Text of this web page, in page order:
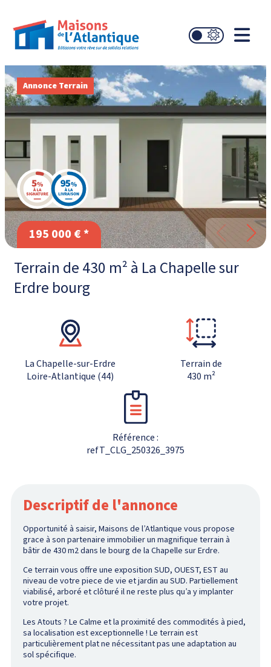
195 000 € *
Annonce Terrain
Terrain de 430 m² à La Chapelle sur
Erdre bourg
La Chapelle-sur-Erdre
Loire-Atlantique (44)
Terrain de
430 m²
Référence :
refT_CLG_250326_3975
Descriptif de l'annonce
Opportunité à saisir, Maisons de l’Atlantique vous propose
grace à son partenaire immobilier un magnifique terrain à
bâtir de 430 m2 dans le bourg de la Chapelle sur Erdre.
Ce terrain vous offre une exposition SUD, OUEST, EST au
niveau de votre piece de vie et jardin au SUD. Partiellement
viabilisé, arboré et clôturé il ne reste plus qu’a y implanter
votre projet.
Les Atouts ? Le Calme et la proximité des commodités à pied,
sa localisation est exceptionnelle ! Le terrain est
particulièrement plat ne nécessitant pas une adaptation au
sol spécifique.